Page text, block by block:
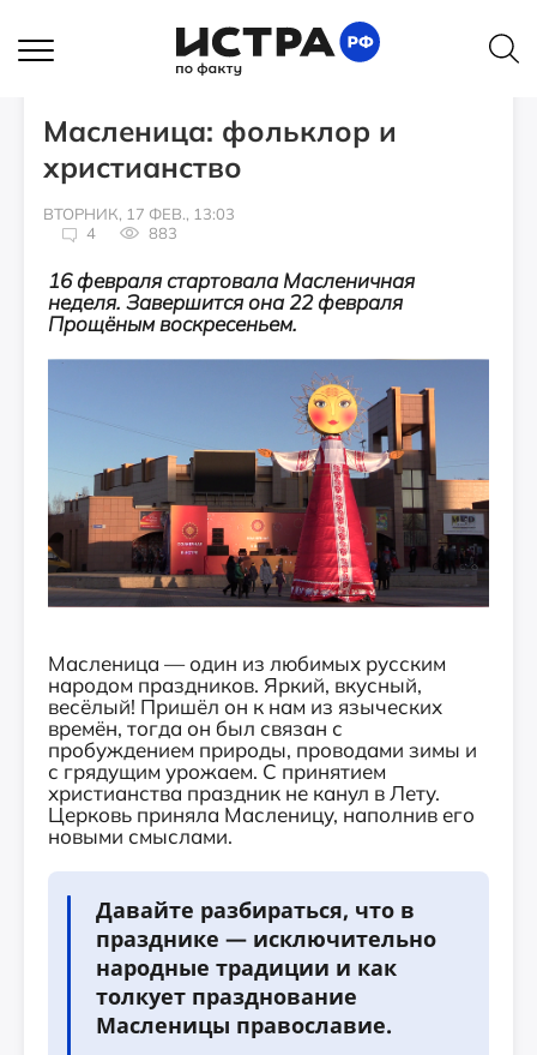
Масленица: фольклор и
христианство
ВТОРНИК, 17 ФЕВ., 13:03
4
883
16 февраля стартовала Масленичная
неделя. Завершится она 22 февраля
Прощёным воскресеньем.
Масленица — один из любимых русским
народом праздников. Яркий, вкусный,
весёлый! Пришёл он к нам из языческих
времён, тогда он был связан с
пробуждением природы, проводами зимы и
с грядущим урожаем. С принятием
христианства праздник не канул в Лету.
Церковь приняла Масленицу, наполнив его
новыми смыслами.
Давайте разбираться, что в
празднике — исключительно
народные традиции и как
толкует празднование
Масленицы православие.